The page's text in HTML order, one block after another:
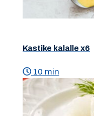
Kastike kalalle x6
10 min